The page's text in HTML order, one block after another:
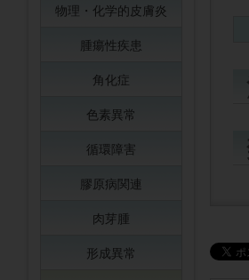
物理・化学的皮膚炎
腫瘍性疾患
角化症
色素異常
循環障害
膠原病関連
肉芽腫
形成異常